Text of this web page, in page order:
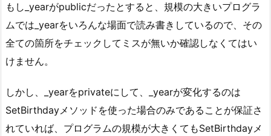
もし_yearがpublicだったとすると、規模の大きいプログラ
ムでは_yearをいろんな場面で読み書きしているので、その
全ての箇所をチェックしてミスが無いか確認しなくてはい
けません。
しかし、_yearをprivateにして、_yearが変化するのは
SetBirthdayメソッドを使った場合のみであることが保証さ
れていれば、プログラムの規模が大きくてもSetBirthdayメ